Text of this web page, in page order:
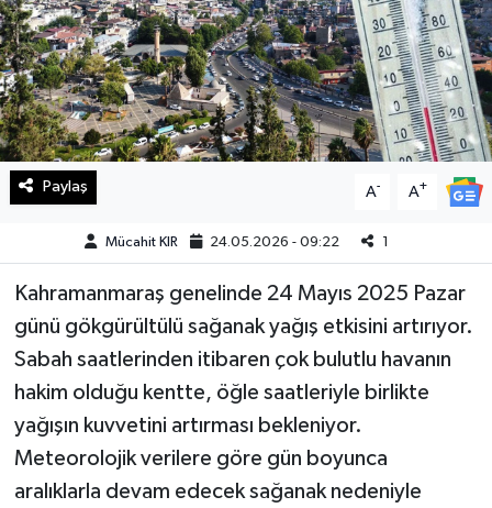
Paylaş A- A+
Mücahit KIR 24.05.2026 - 09:22 1
Kahramanmaraş genelinde 24 Mayıs 2025 Pazar
günü gökgürültülü sağanak yağış etkisini artırıyor.
Sabah saatlerinden itibaren çok bulutlu havanın
hakim olduğu kentte, öğle saatleriyle birlikte
yağışın kuvvetini artırması bekleniyor.
Meteorolojik verilere göre gün boyunca
aralıklarla devam edecek sağanak nedeniyle
Resmi İlan
Sağlık
Spor
SürManşet
Teknoloji
Yaşam